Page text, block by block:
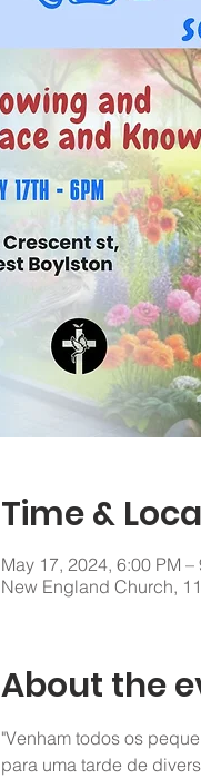
Time &
May 17, 2024, 6:00 PM –
New England Church,
About the
"Venham todos os
para uma tarde de